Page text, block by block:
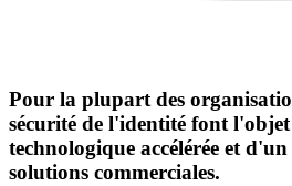
Pour la plupart des
sécurité de l'identité font
technologique accélérée et
solutions commerciales.